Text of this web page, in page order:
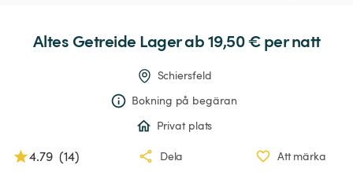
Altes Getreide Lager ab 19,50 € per natt
Schiersfeld
Bokning på begäran
Privat plats
4.79 (14) Dela Att märka